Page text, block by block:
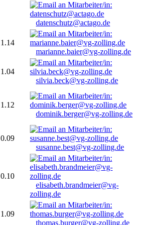
datenschutz@actago.de
1.14
marianne.baier@vg-zolling.de
1.04
silvia.beck@vg-zolling.de
1.12
dominik.berger@vg-zolling.de
0.09
susanne.best@vg-zolling.de
0.10
elisabeth.brandmeier@vg-
zolling.de
1.09
thomas.burger@vg-zolling.de